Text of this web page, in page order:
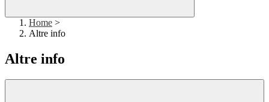
Home >
Altre info
Altre info